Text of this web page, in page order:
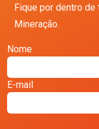
Fique por dentro
Mineração.
Nome
E-mail